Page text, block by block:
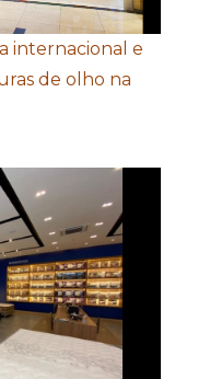
internacional e
de olho na